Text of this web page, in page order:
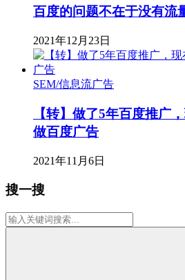
百度的问题不在于没有流
2021年12月23日
SEM/信息流广告
【转】做了5年百度推广
做百度广告
2021年11月6日
搜一搜